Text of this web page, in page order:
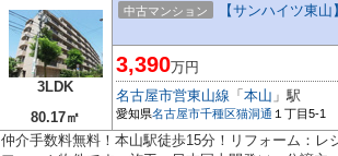
3LDK
80.17㎡
中古マンション 【サンハイツ東
3,390万円
名古屋市営東山線 「 本山 」駅
愛知県名古屋市千種区猫洞通 １丁目5-1
仲介手数料無料！本山駅徒歩15分！リフォーム：